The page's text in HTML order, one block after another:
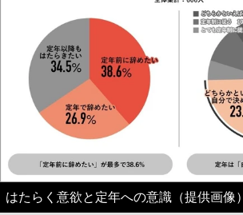
はたらく意欲と定年への意識（提供画像）